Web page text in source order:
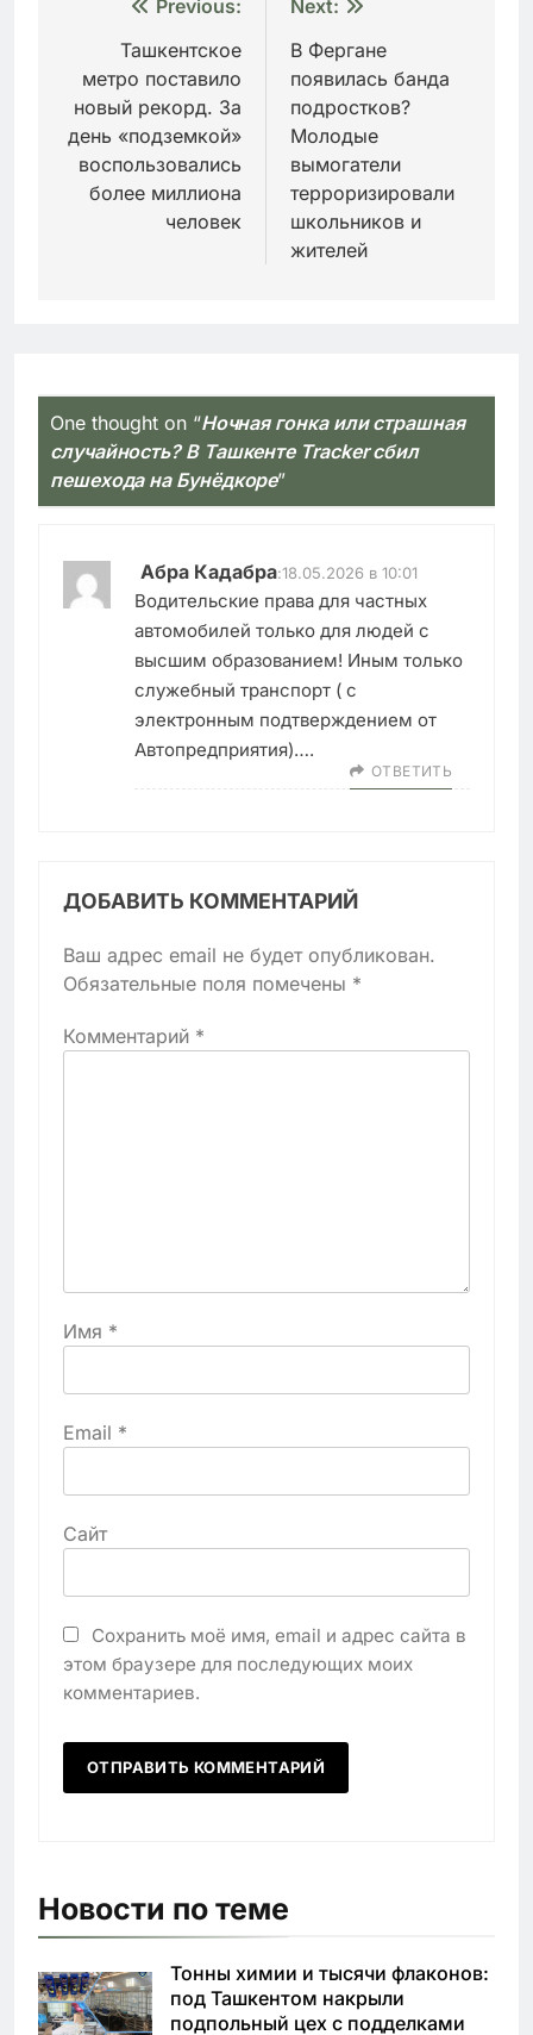
Навигация
записям
Previous:
Ташкентское
метро поставило
новый рекорд. За
день «подземкой»
воспользовались
более миллиона
человек
Next:
В Фергане
появилась банда
подростков?
Молодые
вымогатели
терроризировали
школьников и
жителей
One thought on “Ночная гонка или страшная
случайность? В Ташкенте Tracker сбил
пешехода на Бунёдкоре”
Абра Кадабра:18.05.2026 в 10:01
Водительские права для частных
автомобилей только для людей с
высшим образованием! Иным только
служебный транспорт ( с
электронным подтверждением от
Автопредприятия)….
ОТВЕТИТЬ
ДОБАВИТЬ КОММЕНТАРИЙ
Ваш адрес email не будет опубликован.
Обязательные поля помечены *
Комментарий *
Имя *
Email *
Сайт
Сохранить моё имя, email и адрес сайта в
этом браузере для последующих моих
комментариев.
Новости по теме
Тонны химии и тысячи флаконов:
под Ташкентом накрыли
подпольный цех с подделками